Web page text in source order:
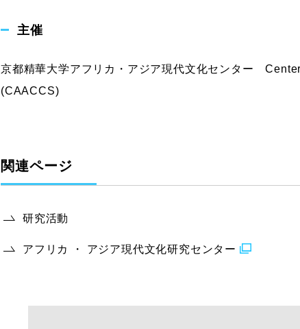
主催
京都精華大学アフリカ・アジア現代文化センター
(CAACCS)
関連ページ
研究活動
アフリカ ・ アジア現代文化研究センター